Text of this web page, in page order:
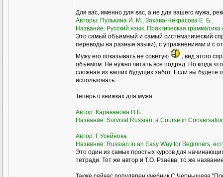
Для вас, именно для вас, а не для вашего мужа,
Авторы: Пулькина И. М., Захава-Некрасова Е. Б.
Название: Русский язык. Практическая
Это самый объемный и самый систематический
переводы на разные языки), с упражнениями и с
Мужу его показывать не советую
, вид этого
объемом. Не нужно читать все подряд. Но когда
сложная из ваших будущих забот. Если вы будете
использовать.
Теперь о книжках для мужа.
Автор: Караванова Н.Б.
Название: Survival Russian: а Course in
Автор: Г.Усейнова
Название: Russian in an Easy Way for Beginners,
Это один из самых простых курсов для
тетради. Тот же автор и Т.О. Рзаева, то же